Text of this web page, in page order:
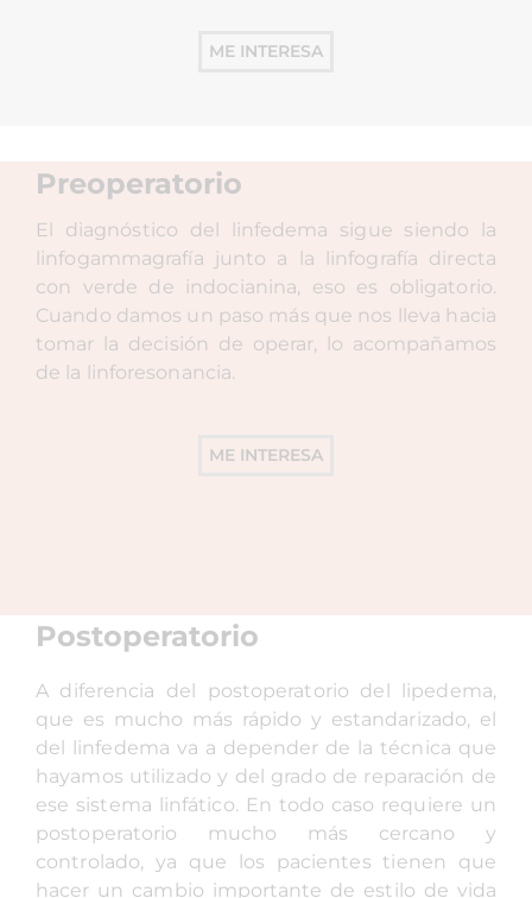
ME INTERESA
Preoperatorio
El diagnóstico del linfedema sigue siendo la
linfogammagrafía junto a la linfografía directa
con verde de indocianina, eso es obligatorio.
Cuando damos un paso más que nos lleva hacia
tomar la decisión de operar, lo acompañamos
de la linforesonancia.
ME INTERESA
Postoperatorio
A diferencia del postoperatorio del lipedema,
que es mucho más rápido y estandarizado, el
del linfedema va a depender de la técnica que
hayamos utilizado y del grado de reparación de
ese sistema linfático. En todo caso requiere un
postoperatorio mucho más cercano y
controlado, ya que los pacientes tienen que
hacer un cambio importante de estilo de vida